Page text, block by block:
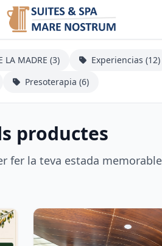
LA MADRE (3) Experiencias (12)
Presoterapia (6)
productes
fer la teva estada memorable